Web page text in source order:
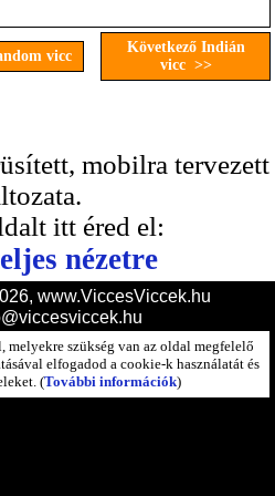
vicc
Következő Indián
vicc >>
mobilra tervezett
itt éred el:
nézetre
www.ViccesViccek.hu
melyekre szükség van az oldal megfelelő
elfogadod a cookie-k használatát és
(További információk)